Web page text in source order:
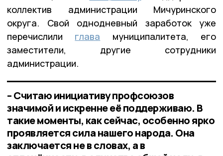
коллектив администрации Мичуринского
округа. Свой однодневный заработок уже
перечислили глава муниципалитета, его
заместители, другие сотрудники
администрации.
– Считаю инициативу профсоюзов
значимой и искренне её поддерживаю. В
такие моменты, как сейчас, особенно ярко
проявляется сила нашего народа. Она
заключается не в словах, а в